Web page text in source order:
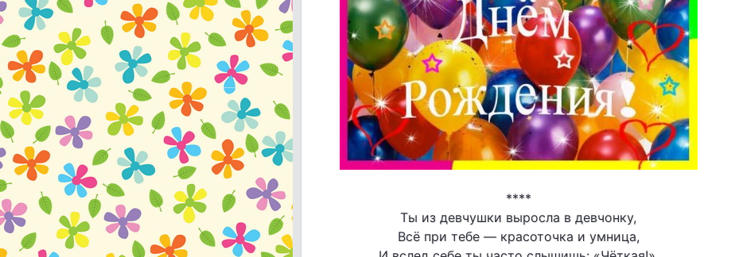
****
Ты из девчушки выросла в девчонку,
Всё при тебе — красоточка и умница,